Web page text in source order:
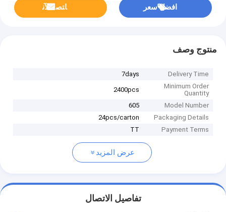
افضل سعر ﺎﺘﺼﻟ ﺍﻶﻧ
منتوج وصف
Delivery Time
7days
Minimum Order
Quantity
2400pcs
Model Number
605
Packaging Details
24pcs/carton
Payment Terms
TT
عرض المزيد
تفاصيل الاتصال